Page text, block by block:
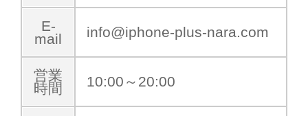
E-
mail
info@iphone-plus-nara.com
営業
時間
10:00～20:00